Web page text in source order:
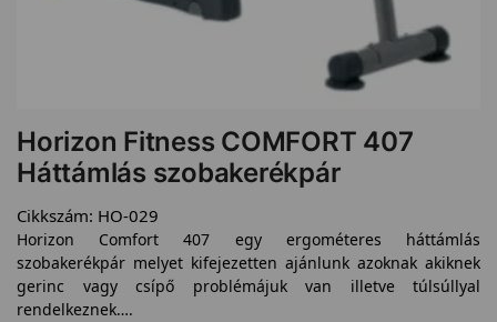
Horizon Fitness COMFORT 407
Háttámlás szobakerékpár
Cikkszám: HO-029
Horizon Comfort 407 egy ergométeres háttámlás
szobakerékpár melyet kifejezetten ajánlunk azoknak akiknek
gerinc vagy csípő problémájuk van illetve túlsúllyal
rendelkeznek….